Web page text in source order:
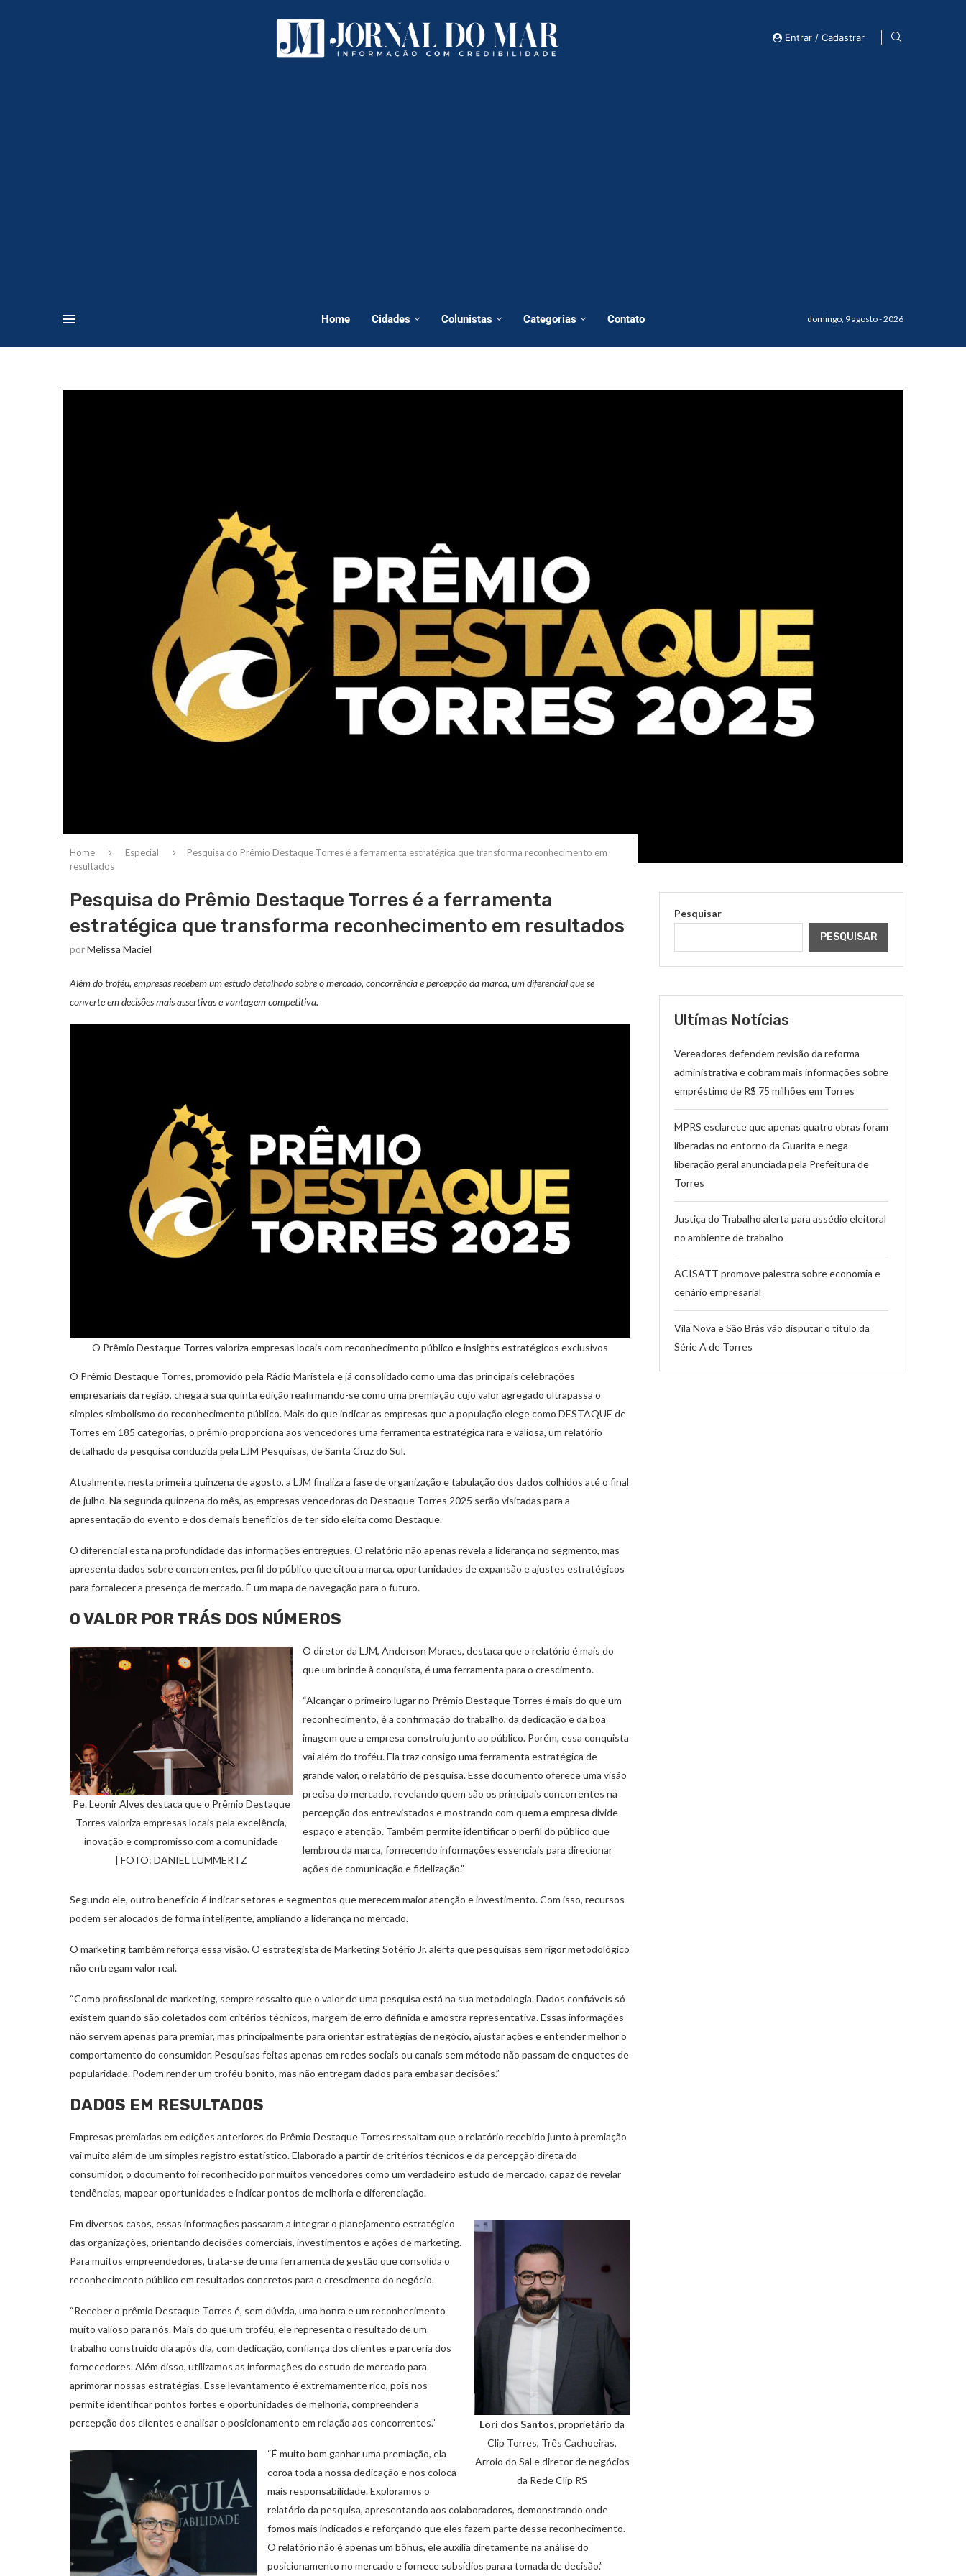
Entrar / Cadastrar
Home Cidades Colunistas Categorias Contato domingo, 9 agosto - 2026
Home Especial
Pesquisa do Prêmio Destaque Torres é a ferramenta estratégica que transforma reconhecimento em
resultados
Pesquisa do Prêmio Destaque Torres é a ferramenta
estratégica que transforma reconhecimento em resultados
porMelissa Maciel
Além do troféu, empresas recebem um estudo detalhado sobre o mercado, concorrência e percepção da marca, um diferencial que se
converte em decisões mais assertivas e vantagem competitiva.
O Prêmio Destaque Torres valoriza empresas locais com reconhecimento público e insights estratégicos exclusivos
O Prêmio Destaque Torres, promovido pela Rádio Maristela e já consolidado como uma das principais celebrações
empresariais da região, chega à sua quinta edição reafirmando-se como uma premiação cujo valor agregado ultrapassa o
simples simbolismo do reconhecimento público. Mais do que indicar as empresas que a população elege como DESTAQUE de
Torres em 185 categorias, o prêmio proporciona aos vencedores uma ferramenta estratégica rara e valiosa, um relatório
detalhado da pesquisa conduzida pela LJM Pesquisas, de Santa Cruz do Sul.
Atualmente, nesta primeira quinzena de agosto, a LJM finaliza a fase de organização e tabulação dos dados colhidos até o final
de julho. Na segunda quinzena do mês, as empresas vencedoras do Destaque Torres 2025 serão visitadas para a
apresentação do evento e dos demais benefícios de ter sido eleita como Destaque.
O diferencial está na profundidade das informações entregues. O relatório não apenas revela a liderança no segmento, mas
apresenta dados sobre concorrentes, perfil do público que citou a marca, oportunidades de expansão e ajustes estratégicos
para fortalecer a presença de mercado. É um mapa de navegação para o futuro.
O VALOR POR TRÁS DOS NÚMEROS
Pe. Leonir Alves destaca que o Prêmio Destaque
Torres valoriza empresas locais pela excelência,
inovação e compromisso com a comunidade
| FOTO: DANIEL LUMMERTZ
O diretor da LJM, Anderson Moraes, destaca que o relatório é mais do
que um brinde à conquista, é uma ferramenta para o crescimento.
“Alcançar o primeiro lugar no Prêmio Destaque Torres é mais do que um
reconhecimento, é a confirmação do trabalho, da dedicação e da boa
imagem que a empresa construiu junto ao público. Porém, essa conquista
vai além do troféu. Ela traz consigo uma ferramenta estratégica de
grande valor, o relatório de pesquisa. Esse documento oferece uma visão
precisa do mercado, revelando quem são os principais concorrentes na
percepção dos entrevistados e mostrando com quem a empresa divide
espaço e atenção. Também permite identificar o perfil do público que
lembrou da marca, fornecendo informações essenciais para direcionar
ações de comunicação e fidelização.”
Segundo ele, outro benefício é indicar setores e segmentos que merecem maior atenção e investimento. Com isso, recursos
podem ser alocados de forma inteligente, ampliando a liderança no mercado.
O marketing também reforça essa visão. O estrategista de Marketing Sotério Jr. alerta que pesquisas sem rigor metodológico
não entregam valor real.
“Como profissional de marketing, sempre ressalto que o valor de uma pesquisa está na sua metodologia. Dados confiáveis só
existem quando são coletados com critérios técnicos, margem de erro definida e amostra representativa. Essas informações
não servem apenas para premiar, mas principalmente para orientar estratégias de negócio, ajustar ações e entender melhor o
comportamento do consumidor. Pesquisas feitas apenas em redes sociais ou canais sem método não passam de enquetes de
popularidade. Podem render um troféu bonito, mas não entregam dados para embasar decisões.”
DADOS EM RESULTADOS
Empresas premiadas em edições anteriores do Prêmio Destaque Torres ressaltam que o relatório recebido junto à premiação
vai muito além de um simples registro estatístico. Elaborado a partir de critérios técnicos e da percepção direta do
consumidor, o documento foi reconhecido por muitos vencedores como um verdadeiro estudo de mercado, capaz de revelar
tendências, mapear oportunidades e indicar pontos de melhoria e diferenciação.
Lori dos Santos, proprietário da
Clip Torres, Três Cachoeiras,
Arroio do Sal e diretor de negócios
da Rede Clip RS
Em diversos casos, essas informações passaram a integrar o planejamento estratégico
das organizações, orientando decisões comerciais, investimentos e ações de marketing.
Para muitos empreendedores, trata-se de uma ferramenta de gestão que consolida o
reconhecimento público em resultados concretos para o crescimento do negócio.
“Receber o prêmio Destaque Torres é, sem dúvida, uma honra e um reconhecimento
muito valioso para nós. Mais do que um troféu, ele representa o resultado de um
trabalho construído dia após dia, com dedicação, confiança dos clientes e parceria dos
fornecedores. Além disso, utilizamos as informações do estudo de mercado para
aprimorar nossas estratégias. Esse levantamento é extremamente rico, pois nos
permite identificar pontos fortes e oportunidades de melhoria, compreender a
percepção dos clientes e analisar o posicionamento em relação aos concorrentes.”
“É muito bom ganhar uma premiação, ela
coroa toda a nossa dedicação e nos coloca
mais responsabilidade. Exploramos o
relatório da pesquisa, apresentando aos colaboradores, demonstrando onde
fomos mais indicados e reforçando que eles fazem parte desse reconhecimento.
O relatório não é apenas um bônus, ele auxilia diretamente na análise do
posicionamento no mercado e fornece subsídios para a tomada de decisão.”
Pesquisar
PESQUISAR
Ultímas Notícias
Vereadores defendem revisão da reforma
administrativa e cobram mais informações sobre
empréstimo de R$ 75 milhões em Torres
MPRS esclarece que apenas quatro obras foram
liberadas no entorno da Guarita e nega
liberação geral anunciada pela Prefeitura de
Torres
Justiça do Trabalho alerta para assédio eleitoral
no ambiente de trabalho
ACISATT promove palestra sobre economia e
cenário empresarial
Vila Nova e São Brás vão disputar o título da
Série A de Torres